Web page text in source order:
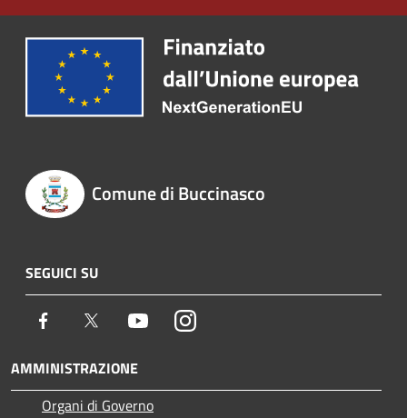
Comune di Buccinasco
SEGUICI SU
Facebook Twitter YoutubeInstagram
AMMINISTRAZIONE
Organi di Governo